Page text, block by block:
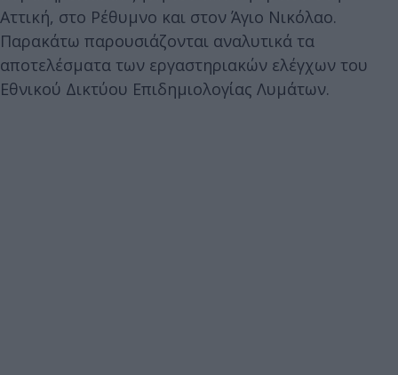
Αττική, στο Ρέθυμνο και στον Άγιο Νικόλαο.
Παρακάτω παρουσιάζονται αναλυτικά τα
αποτελέσματα των εργαστηριακών ελέγχων του
Εθνικού Δικτύου Επιδημιολογίας Λυμάτων.